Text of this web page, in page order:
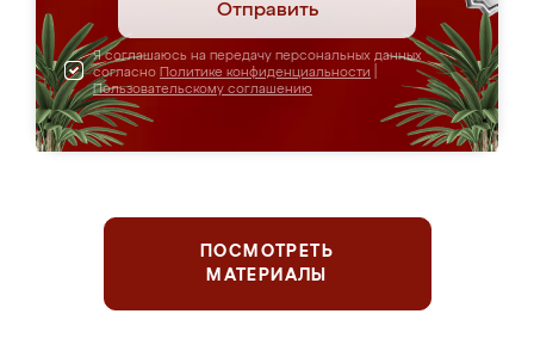
Отправить
Я соглашаюсь на передачу персональных данных
согласно Политике конфиденциальности
Пользовательскому соглашению
ПОСМОТРЕТЬ
МАТЕРИАЛЫ